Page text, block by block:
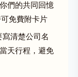
們的共同回憶
免費附卡片
清楚公司名
天行程，避免